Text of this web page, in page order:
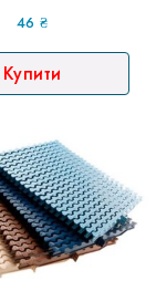
46₴
Купити